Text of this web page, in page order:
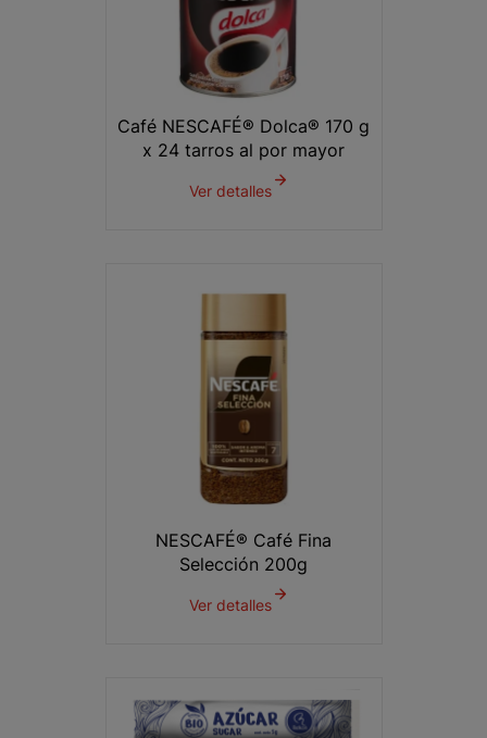
Café NESCAFÉ® Dolca® 170 g
x 24 tarros al por mayor
Ver detalles
NESCAFÉ® Café Fina
Selección 200g
Ver detalles